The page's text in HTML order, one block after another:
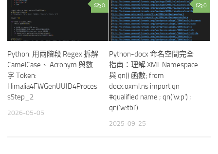
0
Python: 用兩階段 Regex 拆解
CamelCase、 Acronym 與數
字 Token:
Himalia4FWGenUUID4Proces
sStep_2
2026-05-05
0
Python-docx 命名空間完全
指南：理解 XML Namespace
與 qn() 函數; from
docx.oxml.ns import qn
#qualified name ; qn(‘w:p’) ;
qn(‘w:tbl’)
2025-09-25